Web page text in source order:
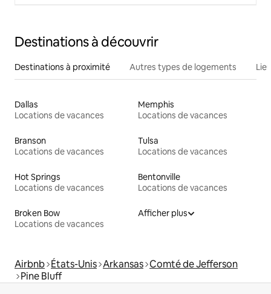
Destinations à découvrir
Destinations à proximité Autres types de logements
Dallas
Locations de vacances
Memphis
Locations de vacances
Branson
Locations de vacances
Tulsa
Locations de vacances
Hot Springs
Locations de vacances
Bentonville
Locations de vacances
Broken Bow
Locations de vacances
Afficher plus
Airbnb États-Unis Arkansas Comté de Jefferson
Pine Bluff